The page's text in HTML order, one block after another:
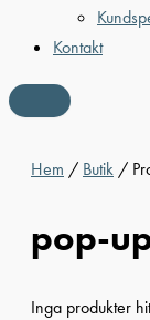
Kontakt
Hem / Butik /
pop-
Inga produkter